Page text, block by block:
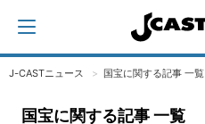
J-CASTニュース 国宝に関する記事 一覧
国宝に関する記事 一覧